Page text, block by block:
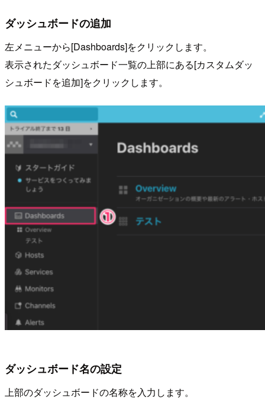
ダッシュボードの追加
左メニューから[Dashboards]をクリックします。
表示されたダッシュボード一覧の上部にある[カスタムダッ
シュボードを追加]をクリックします。
ダッシュボード名の設定
上部のダッシュボードの名称を入力します。